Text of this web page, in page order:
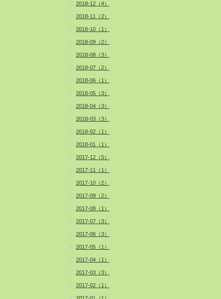
2018-12（4）
2018-11（2）
2018-10（1）
2018-09（2）
2018-08（3）
2018-07（2）
2018-06（1）
2018-05（3）
2018-04（3）
2018-03（3）
2018-02（1）
2018-01（1）
2017-12（5）
2017-11（1）
2017-10（2）
2017-09（2）
2017-08（1）
2017-07（3）
2017-06（3）
2017-05（1）
2017-04（1）
2017-03（3）
2017-02（1）